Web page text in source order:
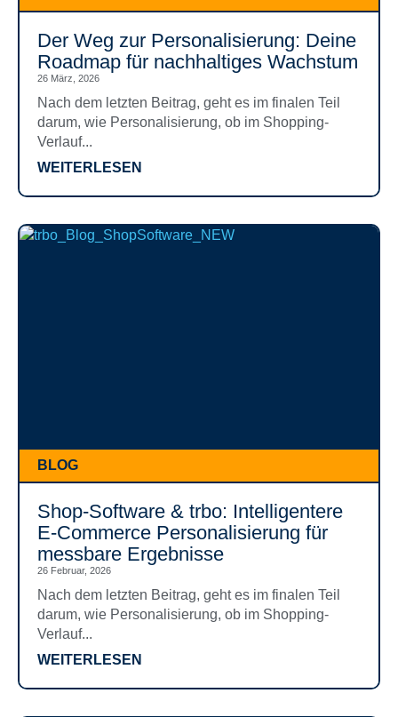
Der Weg zur Personalisierung: Deine
Roadmap für nachhaltiges Wachstum
26 März, 2026
Nach dem letzten Beitrag, geht es im finalen Teil
darum, wie Personalisierung, ob im Shopping-
Verlauf...
WEITERLESEN
BLOG
Shop-Software & trbo: Intelligentere
E-Commerce Personalisierung für
messbare Ergebnisse
26 Februar, 2026
Nach dem letzten Beitrag, geht es im finalen Teil
darum, wie Personalisierung, ob im Shopping-
Verlauf...
WEITERLESEN